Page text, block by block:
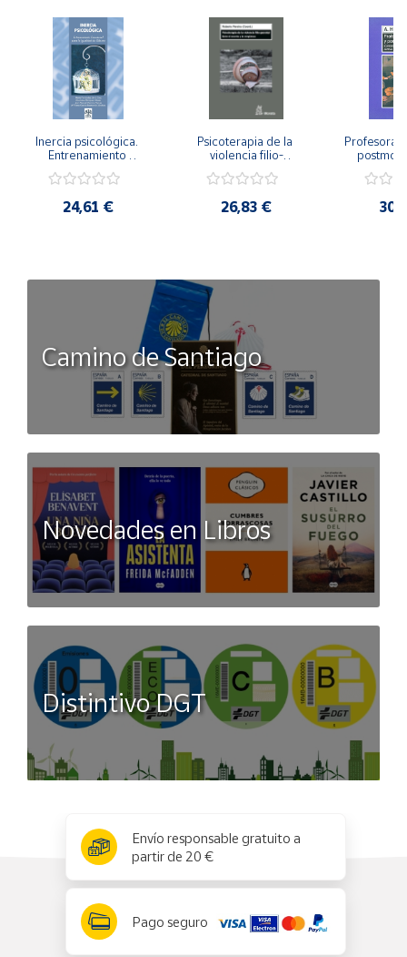
Inercia psicológica.
Entrenamiento
Igualdad de Género.
24,61 €
Psicoterapia de la
violencia filio-
secreto y la
26,83 €
Camino de Santiago
Novedades en Libros
Distintivo DGT
Envío responsable gratuito a
partir de 20 €
Pago seguro